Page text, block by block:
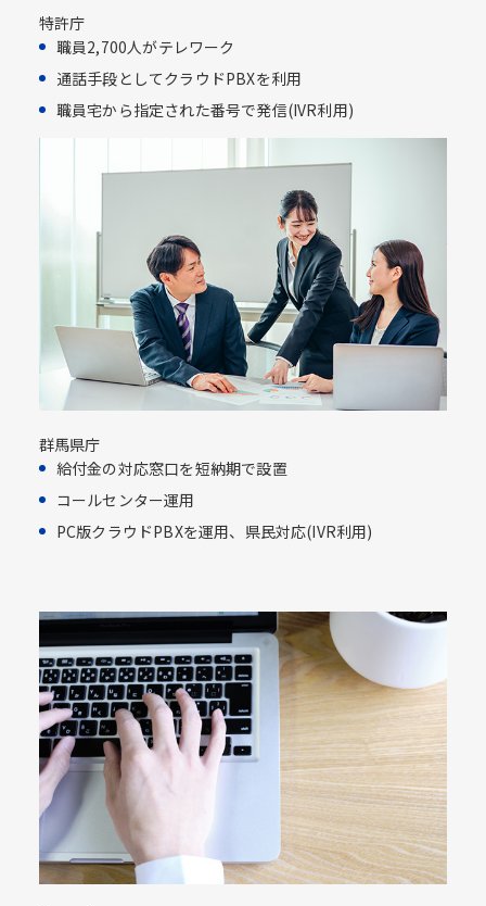
特許庁
職員2,700人がテレワーク
通話手段としてクラウドPBXを利用​
職員宅から指定された番号で発信(IVR利用)​
群馬県庁
給付金の対応窓口を短納期で設置​
コールセンター運用​
PC版クラウドPBXを運用、県民対応​(IVR利用)​